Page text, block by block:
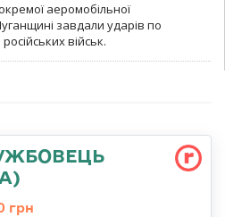
аеромобільної
завдали ударів по
військ.
грн